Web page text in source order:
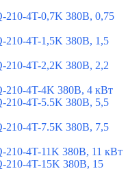
210-4T-0,7K 380В, 0,75
210-4T-1,5K 380В, 1,5
210-4T-2,2K 380В, 2,2
210-4T-4K 380В, 4 кВт
210-4T-5.5K 380В, 5,5
210-4T-7.5K 380В, 7,5
210-4T-11K 380В, 11 кВт
210-4T-15K 380В, 15